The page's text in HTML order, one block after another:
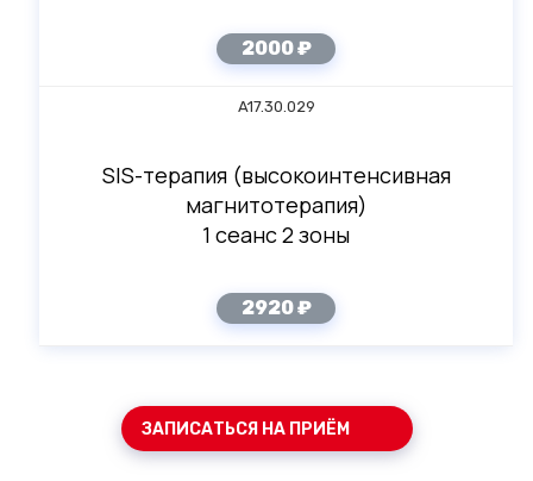
2000 ₽
A17.30.029
SIS-терапия (высокоинтенсивная
магнитотерапия)
1 сеанс 2 зоны
2920 ₽
ЗАПИСАТЬСЯ НА ПРИЁМ